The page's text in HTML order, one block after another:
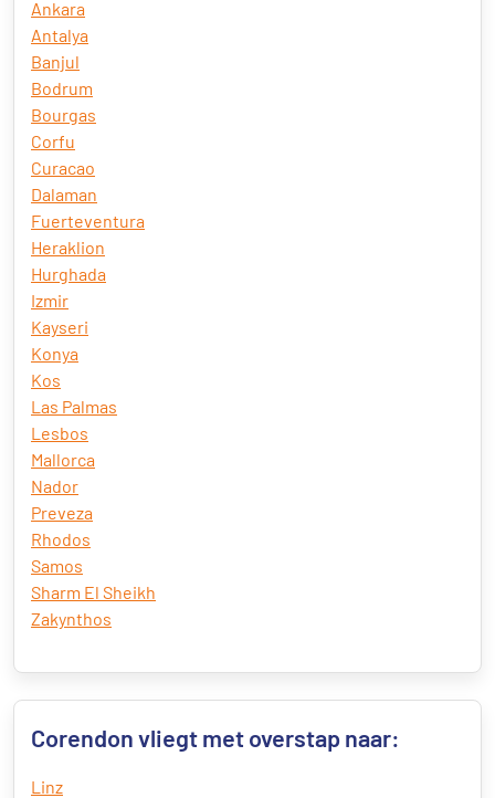
Ankara
Antalya
Banjul
Bodrum
Bourgas
Corfu
Curacao
Dalaman
Fuerteventura
Heraklion
Hurghada
Izmir
Kayseri
Konya
Kos
Las Palmas
Lesbos
Mallorca
Nador
Preveza
Rhodos
Samos
Sharm El Sheikh
Zakynthos
Corendon vliegt met overstap naar:
Linz